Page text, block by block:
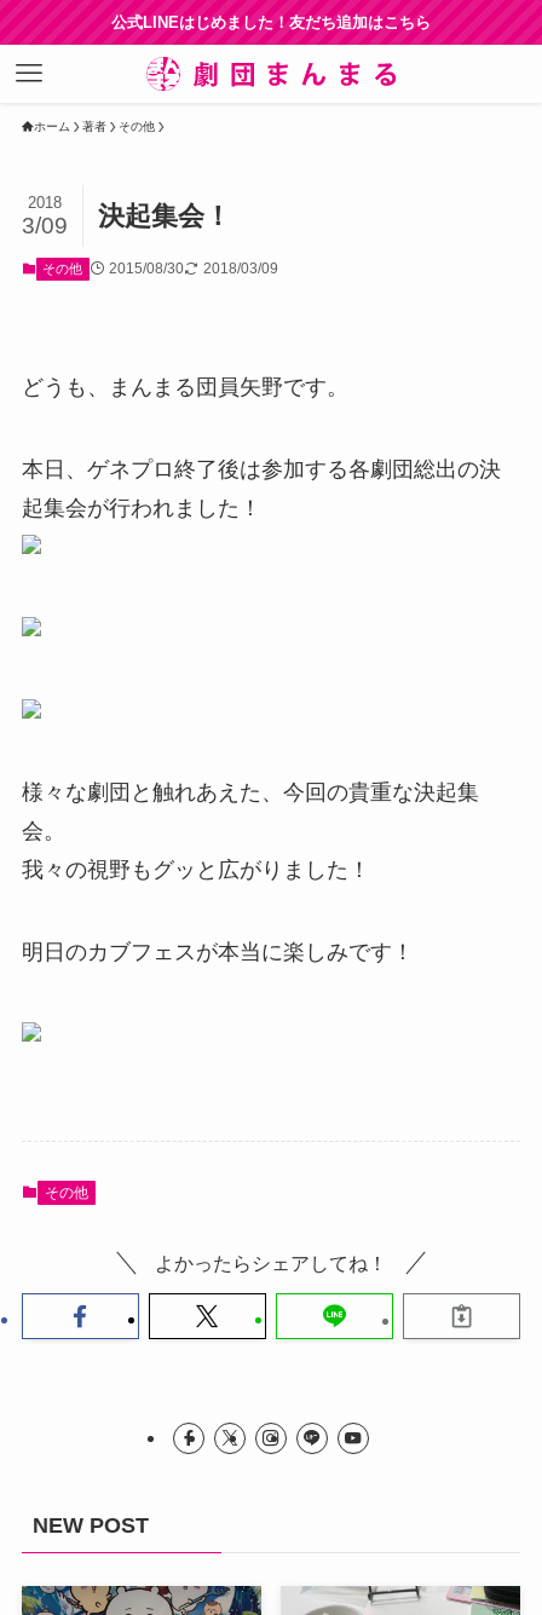
公式LINEはじめました！友だち追加はこちら
ホーム 著者 その他
決起集会！
2018
3/09
その他 2015/08/30 2018/03/09
どうも、まんまる団員矢野です。
本日、ゲネプロ終了後は参加する各劇団総出の決
起集会が行われました！
様々な劇団と触れあえた、今回の貴重な決起集
会。
我々の視野もグッと広がりました！
明日のカブフェスが本当に楽しみです！
その他
よかったらシェアしてね！
NEW POST